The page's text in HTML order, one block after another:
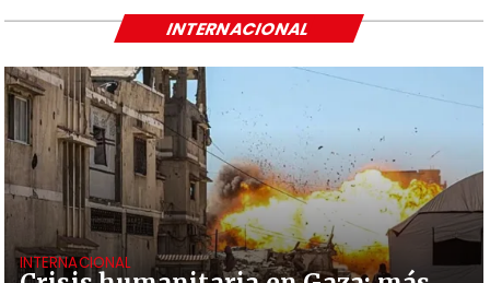
INTERNACIONAL
INTERNACIONAL